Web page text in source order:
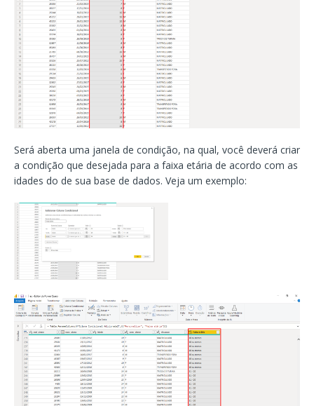
Será aberta uma janela de condição, na qual, você deverá criar
a condição que desejada para a faixa etária de acordo com as
idades do de sua base de dados. Veja um exemplo: